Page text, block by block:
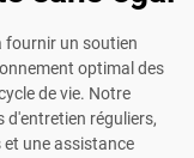
fournir un soutien
optimal des
de vie. Notre
d'entretien réguliers,
et une assistance